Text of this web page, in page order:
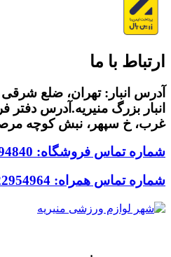
ارتباط با ما
آدرس انبار: تهران، ضلع شرقی
انبار بزرگ منیریه.آدرس
غرب، خ سپهر، نبش کوچه مرصاد،
شماره تماس فروشگاه: 02188094840
شماره تماس همراه: 09122954964